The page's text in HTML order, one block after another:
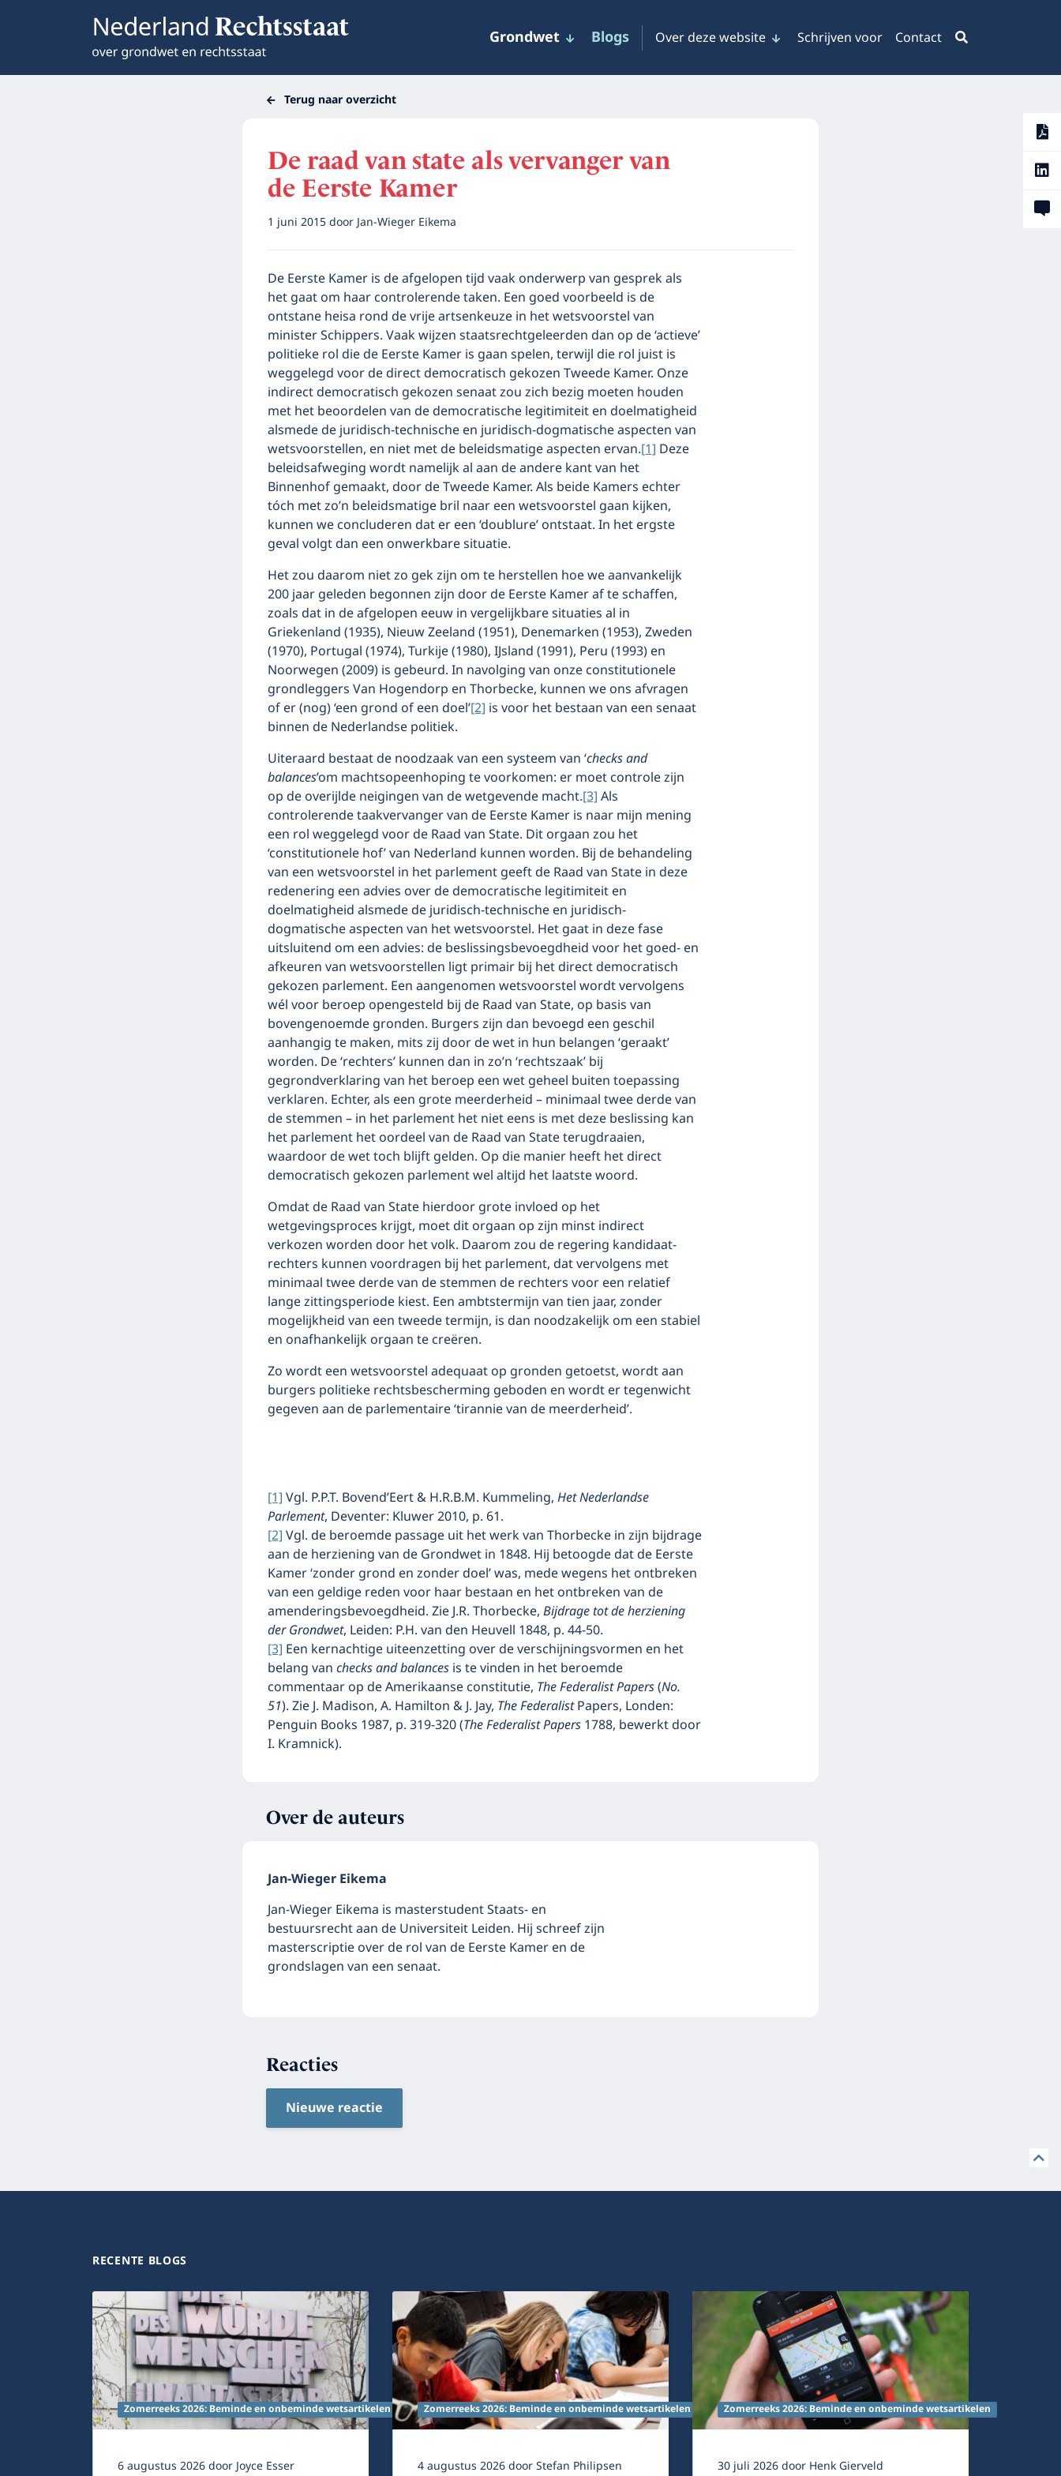
Grondwet Blogs Over deze website Schrijven voor Contact
Terug naar overzicht
De raad van state als vervanger van
de Eerste Kamer
1 juni 2015doorJan-Wieger Eikema
De Eerste Kamer is de afgelopen tijd vaak onderwerp van gesprek als
het gaat om haar controlerende taken. Een goed voorbeeld is de
ontstane heisa rond de vrije artsenkeuze in het wetsvoorstel van
minister Schippers. Vaak wijzen staatsrechtgeleerden dan op de ‘actieve’
politieke rol die de Eerste Kamer is gaan spelen, terwijl die rol juist is
weggelegd voor de direct democratisch gekozen Tweede Kamer. Onze
indirect democratisch gekozen senaat zou zich bezig moeten houden
met het beoordelen van de democratische legitimiteit en doelmatigheid
alsmede de juridisch-technische en juridisch-dogmatische aspecten van
wetsvoorstellen, en niet met de beleidsmatige aspecten ervan.[1] Deze
beleidsafweging wordt namelijk al aan de andere kant van het
Binnenhof gemaakt, door de Tweede Kamer. Als beide Kamers echter
tóch met zo’n beleidsmatige bril naar een wetsvoorstel gaan kijken,
kunnen we concluderen dat er een ‘doublure’ ontstaat. In het ergste
geval volgt dan een onwerkbare situatie.
Het zou daarom niet zo gek zijn om te herstellen hoe we aanvankelijk
200 jaar geleden begonnen zijn door de Eerste Kamer af te schaffen,
zoals dat in de afgelopen eeuw in vergelijkbare situaties al in
Griekenland (1935), Nieuw Zeeland (1951), Denemarken (1953), Zweden
(1970), Portugal (1974), Turkije (1980), IJsland (1991), Peru (1993) en
Noorwegen (2009) is gebeurd. In navolging van onze constitutionele
grondleggers Van Hogendorp en Thorbecke, kunnen we ons afvragen
of er (nog) ‘een grond of een doel’[2] is voor het bestaan van een senaat
binnen de Nederlandse politiek.
Uiteraard bestaat de noodzaak van een systeem van ‘checks and
balances’om machtsopeenhoping te voorkomen: er moet controle zijn
op de overijlde neigingen van de wetgevende macht.[3]Als
controlerende taakvervanger van de Eerste Kamer is naar mijn mening
een rol weggelegd voor de Raad van State. Dit orgaan zou het
‘constitutionele hof’ van Nederland kunnen worden. Bij de behandeling
van een wetsvoorstel in het parlement geeft de Raad van State in deze
redenering een advies over de democratische legitimiteit en
doelmatigheid alsmede de juridisch-technische en juridisch-
dogmatische aspecten van het wetsvoorstel. Het gaat in deze fase
uitsluitend om een advies: de beslissingsbevoegdheid voor het goed- en
afkeuren van wetsvoorstellen ligt primair bij het direct democratisch
gekozen parlement. Een aangenomen wetsvoorstel wordt vervolgens
wél voor beroep opengesteld bij de Raad van State, op basis van
bovengenoemde gronden. Burgers zijn dan bevoegd een geschil
aanhangig te maken, mits zij door de wet in hun belangen ‘geraakt’
worden. De ‘rechters’ kunnen dan in zo’n ‘rechtszaak’ bij
gegrondverklaring van het beroep een wet geheel buiten toepassing
verklaren. Echter, als een grote meerderheid – minimaal twee derde van
de stemmen – in het parlement het niet eens is met deze beslissing kan
het parlement het oordeel van de Raad van State terugdraaien,
waardoor de wet toch blijft gelden. Op die manier heeft het direct
democratisch gekozen parlement wel altijd het laatste woord.
Omdat de Raad van State hierdoor grote invloed op het
wetgevingsproces krijgt, moet dit orgaan op zijn minst indirect
verkozen worden door het volk. Daarom zou de regering kandidaat-
rechters kunnen voordragen bij het parlement, dat vervolgens met
minimaal twee derde van de stemmen de rechters voor een relatief
lange zittingsperiode kiest. Een ambtstermijn van tien jaar, zonder
mogelijkheid van een tweede termijn, is dan noodzakelijk om een stabiel
en onafhankelijk orgaan te creëren.
Zo wordt een wetsvoorstel adequaat op gronden getoetst, wordt aan
burgers politieke rechtsbescherming geboden en wordt er tegenwicht
gegeven aan de parlementaire ‘tirannie van de meerderheid’.
[1]Vgl. P.P.T. Bovend’Eert & H.R.B.M. Kummeling,Het Nederlandse
Parlement, Deventer: Kluwer 2010, p. 61.
[2]Vgl. de beroemde passage uit het werk van Thorbecke in zijn bijdrage
aan de herziening van de Grondwet in 1848. Hij betoogde dat de Eerste
Kamer ‘zonder grond en zonder doel’ was, mede wegens het ontbreken
van een geldige reden voor haar bestaan en het ontbreken van de
amenderingsbevoegdheid. Zie J.R. Thorbecke,Bijdrage tot de herziening
der Grondwet, Leiden: P.H. van den Heuvell 1848, p. 44-50.
[3] Een kernachtige uiteenzetting over de verschijningsvormen en het
belang vanchecks and balancesis te vinden in het beroemde
commentaar op de Amerikaanse constitutie, The Federalist Papers(No.
51). Zie J. Madison, A. Hamilton & J. Jay, The FederalistPapers, Londen:
Penguin Books 1987, p. 319-320 (The Federalist Papers1788, bewerkt door
I. Kramnick).
Over de auteurs
Jan-Wieger Eikema
Jan-Wieger Eikema is masterstudent Staats- en
bestuursrecht aan de Universiteit Leiden. Hij schreef zijn
masterscriptie over de rol van de Eerste Kamer en de
grondslagen van een senaat.
Reacties
Nieuwe reactie
RECENTE BLOGS
Zomerreeks 2026: Beminde en onbeminde wetsartikelen
6 augustus 2026doorJoyce Esser
Zomerreeks 2026: Beminde en onbeminde wetsartikelen
4 augustus 2026doorStefan Philipsen
Zomerreeks 2026: Beminde en onbeminde wetsartikelen
30 juli 2026door Henk Gierveld